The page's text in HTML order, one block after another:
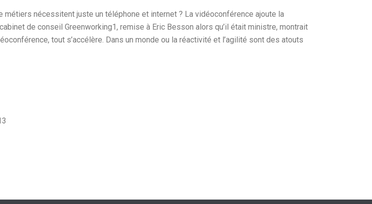
nécessitent juste un téléphone et internet ? La vidéoconférence ajoute la
de conseil Greenworking1, remise à Eric Besson alors qu’il était ministre, montrait
tout s’accélère. Dans un monde ou la réactivité et l’agilité sont des atouts